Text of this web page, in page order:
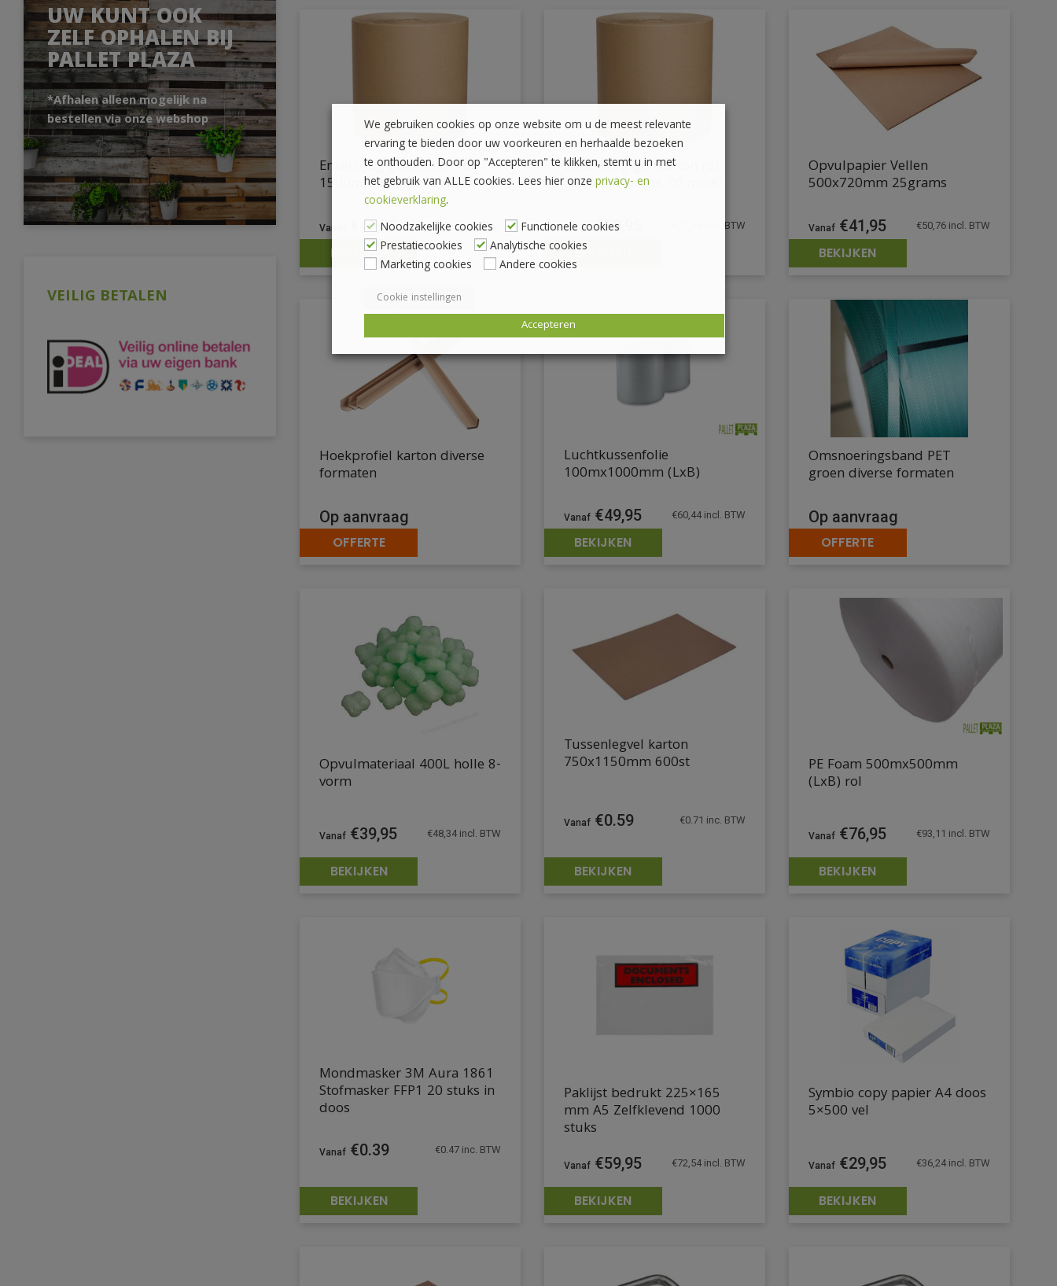
UW KUNT OOK
ZELF OPHALEN BIJ
PALLET PLAZA
*Afhalen alleen mogelijk na
bestellen via onze webshop
VEILIG BETALEN
Enkelzijdig golfkarton rol
1500mm lengte 70 meter
49,95 €60,44incl. BTW
BEKIJKEN
Enkelzijdig golfkarton rol
2000mm lengte 70 meter
€59,95 incl. BTW
BEKIJKEN
Opvulpapier Vellen
500x720mm 25grams
€41,95 €50,76incl. BTW
BEKIJKEN
Hoekprofiel karton diverse
formaten
Op aanvraag
OFFERTE
Luchtkussenfolie
100mx1000mm (LxB)
€49,95 €60,44incl. BTW
BEKIJKEN
Omsnoeringsband PET
groen diverse formaten
Op aanvraag
OFFERTE
Opvulmateriaal 400L holle 8-
vorm
€39,95 €48,34incl. BTW
BEKIJKEN
Tussenlegvel karton
750x1150mm 600st
€0.59 €0.71 inc. BTW
BEKIJKEN
PE Foam 500mx500mm
(LxB) rol
€76,95 €93,11 incl. BTW
BEKIJKEN
Mondmasker 3M Aura 1861
Stofmasker FFP1 20 stuks in
doos
€0.39 €0.47inc. BTW
BEKIJKEN
Paklijst bedrukt 225×165
mm A5 Zelfklevend 1000
stuks
€59,95 €72,54incl. BTW
BEKIJKEN
Symbio copy papier A4 doos
5×500 vel
€29,95 €36,24incl. BTW
BEKIJKEN
We gebruiken cookies op onze website om u de meest relevante
ervaring te bieden door uw voorkeuren en herhaalde bezoeken
te onthouden. Door op "Accepteren" te klikken, stemt u in met
het gebruik van ALLE cookies. Lees hier onze privacy- en
cookieverklaring.
Noodzakelijke cookies
Functionele cookies
Prestatiecookies
Analytische cookies
Marketing cookies
Andere cookies
Cookie instellingen
Accepteren